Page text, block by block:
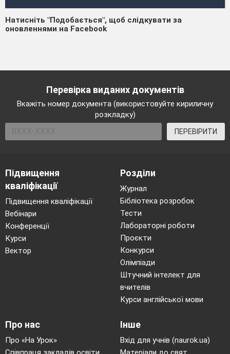
Натисніть "Подобається", щоб слідкувати за
оновленнями на Facebook
Перевірка виданих документів
Вкажіть номер документа (використовуйте кириличну
розкладку)
ПЕРЕВІРИТИ
Підвищення
кваліфікації
Підвищення кваліфікації
Вебінари
Конференції
Курси
Вектор
Розділи
Журнал
Бібліотека розробок
Тести
Лабораторні роботи
Проєкти
Конкурси
Олімпіади
Штучний інтелект для
вчителів
Курси англійської мови
Про нас
Про «На Урок»
Інше
Вхід для учнів (naurok.ua)